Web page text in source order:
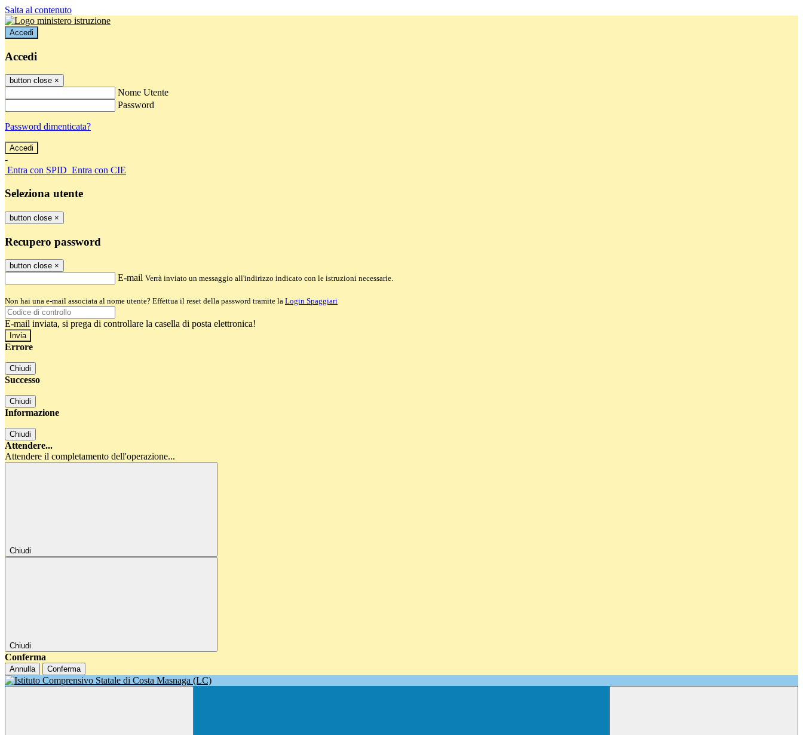
Salta al contenuto
Accedi
Accedi
button close ×
Nome Utente
Password
Password dimenticata?
-
Entra con SPID Entra con CIE
Seleziona utente
button close ×
Recupero password
button close ×
E-mail Verrà inviato un messaggio all'indirizzo indicato con le istruzioni necessarie.
Non hai una e-mail associata al nome utente? Effettua il reset della password tramite la Login Spaggiari
E-mail inviata, si prega di controllare la casella di posta elettronica!
Errore
Chiudi
Successo
Chiudi
Informazione
Chiudi
Attendere...
Attendere il completamento dell'operazione...
Chiudi
Chiudi
Conferma
Annulla Conferma